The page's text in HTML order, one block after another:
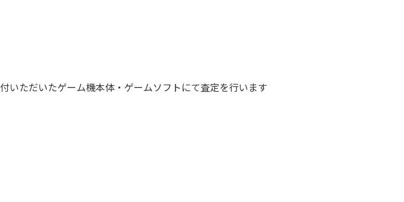
いただいたゲーム機本体・ゲームソフトにて査定を行います